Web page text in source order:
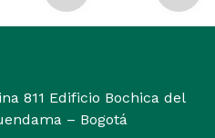
811 Edificio Bochica del
– Bogotá